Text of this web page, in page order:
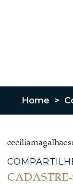
Home >